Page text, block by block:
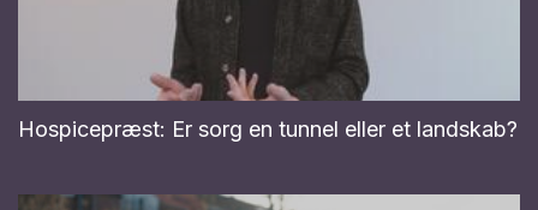
Hospicepræst: Er sorg en tunnel eller et landskab?